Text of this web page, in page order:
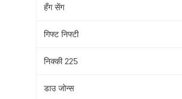
हँग सेंग
गिफ्ट निफ्टी
निक्की 225
डाउ जोन्स